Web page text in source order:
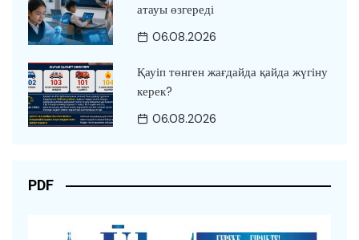
атауы өзгереді
06.08.2026
Қауіп төнген жағдайда қайда жүгіну
керек?
06.08.2026
PDF